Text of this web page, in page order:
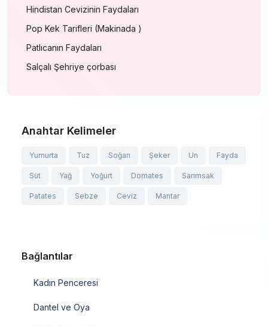
Hindistan Cevizinin Faydaları
Pop Kek Tarifleri (Makinada )
Patlıcanın Faydaları
Salçalı Şehriye çorbası
Anahtar Kelimeler
Yumurta Tuz Soğan Şeker Un Fayda
Süt Yağ Yoğurt Domates Sarımsak
Patates Sebze Ceviz Mantar
Bağlantılar
Kadın Penceresi
Dantel ve Oya